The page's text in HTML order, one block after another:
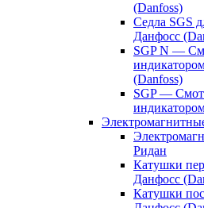
(Danfoss)
Седла SGS
Данфосс
SGP N —
(Danfoss)
SGP —
Ридан
Катушки
Данфосс
Катушки